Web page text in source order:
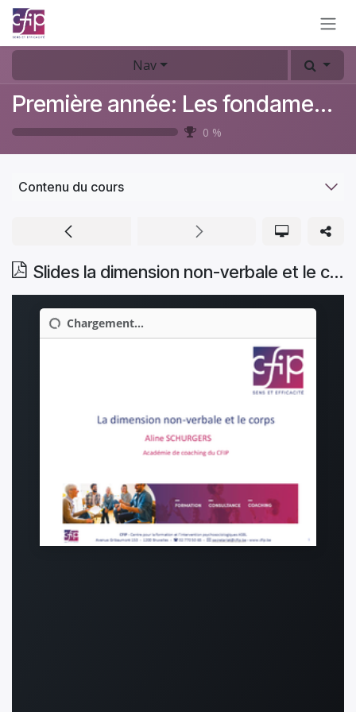
Se rendre au contenu
Nav
Première année: Les fondamentaux du coaching
0 %
Contenu du cours
Slides la dimension non-verbale et le corps